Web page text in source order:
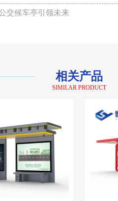
交候车亭引领未来
相关产品
SIMILAR PRODUCT